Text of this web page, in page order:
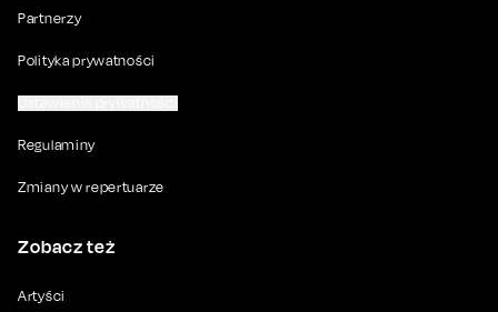
Partnerzy
Polityka prywatności
Regulaminy
Zmiany w repertuarze
Zobacz też
Artyści